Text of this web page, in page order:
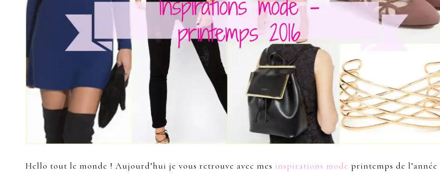
Hello tout le monde ! Aujourd’hui je vous retrouve avec mes inspirations mode printemps de l’année